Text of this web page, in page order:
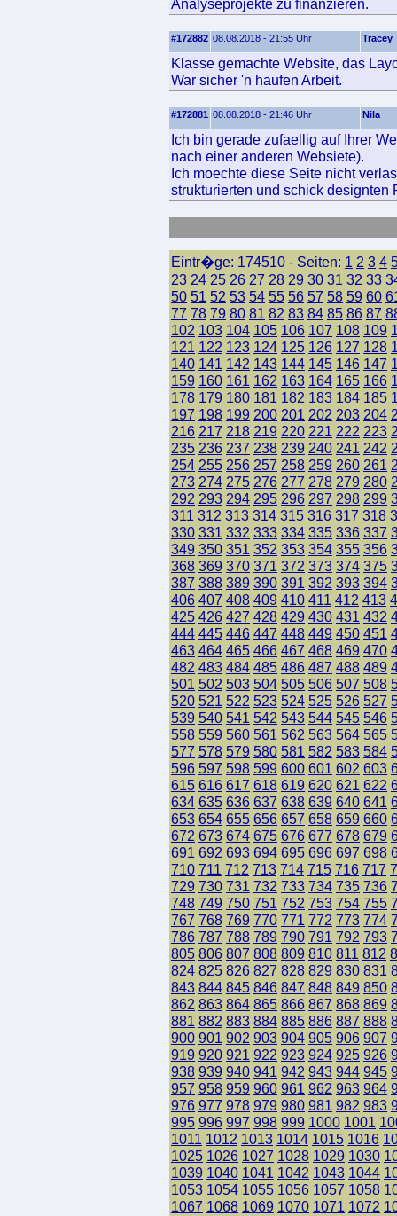
Analyseprojekte zu finanzieren.
#172882 08.08.2018 - 21:55 Uhr Tracey
Klasse gemachte Website, das
War sicher 'n haufen Arbeit.
#172881 08.08.2018 - 21:46 Uhr Nila
Ich bin gerade zufaellig auf Ihrer
nach einer anderen Websiete).
Ich moechte diese Seite nicht
strukturierten und schick designten
Eintr�ge: 174510 - Seiten: 1 2 3 4
23 24 25 26 27 28 29 30 31 32 33
50 51 52 53 54 55 56 57 58 59 60
77 78 79 80 81 82 83 84 85 86 87
102 103 104 105 106 107 108 109
121 122 123 124 125 126 127 128
140 141 142 143 144 145 146 147
159 160 161 162 163 164 165 166
178 179 180 181 182 183 184 185
197 198 199 200 201 202 203 204
216 217 218 219 220 221 222 223
235 236 237 238 239 240 241 242
254 255 256 257 258 259 260 261
273 274 275 276 277 278 279 280
292 293 294 295 296 297 298 299
311 312 313 314 315 316 317 318
330 331 332 333 334 335 336 337
349 350 351 352 353 354 355 356
368 369 370 371 372 373 374 375
387 388 389 390 391 392 393 394
406 407 408 409 410 411 412 413
425 426 427 428 429 430 431 432
444 445 446 447 448 449 450 451
463 464 465 466 467 468 469 470
482 483 484 485 486 487 488 489
501 502 503 504 505 506 507 508
520 521 522 523 524 525 526 527
539 540 541 542 543 544 545 546
558 559 560 561 562 563 564 565
577 578 579 580 581 582 583 584
596 597 598 599 600 601 602 603
615 616 617 618 619 620 621 622
634 635 636 637 638 639 640 641
653 654 655 656 657 658 659 660
672 673 674 675 676 677 678 679
691 692 693 694 695 696 697 698
710 711 712 713 714 715 716 717
729 730 731 732 733 734 735 736
748 749 750 751 752 753 754 755
767 768 769 770 771 772 773 774
786 787 788 789 790 791 792 793
805 806 807 808 809 810 811 812
824 825 826 827 828 829 830 831
843 844 845 846 847 848 849 850
862 863 864 865 866 867 868 869
881 882 883 884 885 886 887 888
900 901 902 903 904 905 906 907
919 920 921 922 923 924 925 926
938 939 940 941 942 943 944 945
957 958 959 960 961 962 963 964
976 977 978 979 980 981 982 983
995 996 997 998 999 1000 1001
1011 1012 1013 1014 1015 1016
1025 1026 1027 1028 1029 1030
1039 1040 1041 1042 1043 1044
1053 1054 1055 1056 1057 1058
1067 1068 1069 1070 1071 1072